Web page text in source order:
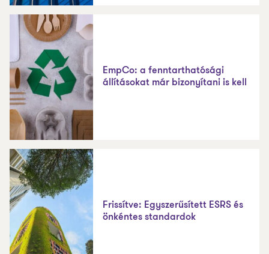
EmpCo: a fenntarthatósági
állításokat már bizonyítani is kell
Frissítve: Egyszerűsített ESRS és
önkéntes standardok